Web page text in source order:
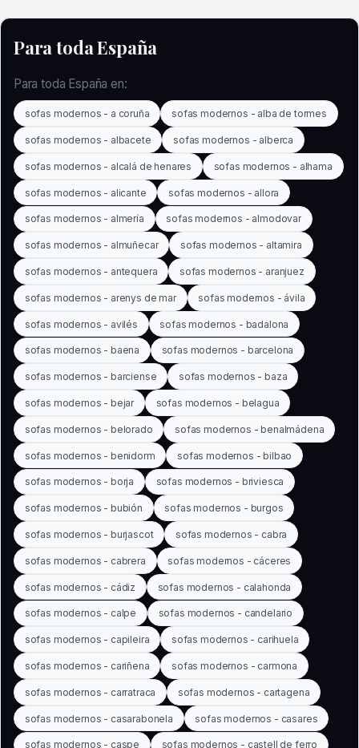
Para toda España
Para toda España en:
sofas modernos - a coruña sofas modernos - alba de tormes
sofas modernos - albacete sofas modernos - alberca
sofas modernos - alcalá de henares sofas modernos - alhama
sofas modernos - alicante sofas modernos - allora
sofas modernos - almería sofas modernos - almodovar
sofas modernos - almuñecar sofas modernos - altamira
sofas modernos - antequera sofas modernos - aranjuez
sofas modernos - arenys de mar sofas modernos - ávila
sofas modernos - avilés sofas modernos - badalona
sofas modernos - baena sofas modernos - barcelona
sofas modernos - barciense sofas modernos - baza
sofas modernos - bejar sofas modernos - belagua
sofas modernos - belorado sofas modernos - benalmádena
sofas modernos - benidorm sofas modernos - bilbao
sofas modernos - borja sofas modernos - briviesca
sofas modernos - bubión sofas modernos - burgos
sofas modernos - burjascot sofas modernos - cabra
sofas modernos - cabrera sofas modernos - cáceres
sofas modernos - cádiz sofas modernos - calahonda
sofas modernos - calpe sofas modernos - candelario
sofas modernos - capileira sofas modernos - carihuela
sofas modernos - cariñena sofas modernos - carmona
sofas modernos - carratraca sofas modernos - cartagena
sofas modernos - casarabonela sofas modernos - casares
sofas modernos - caspe sofas modernos - castell de ferro